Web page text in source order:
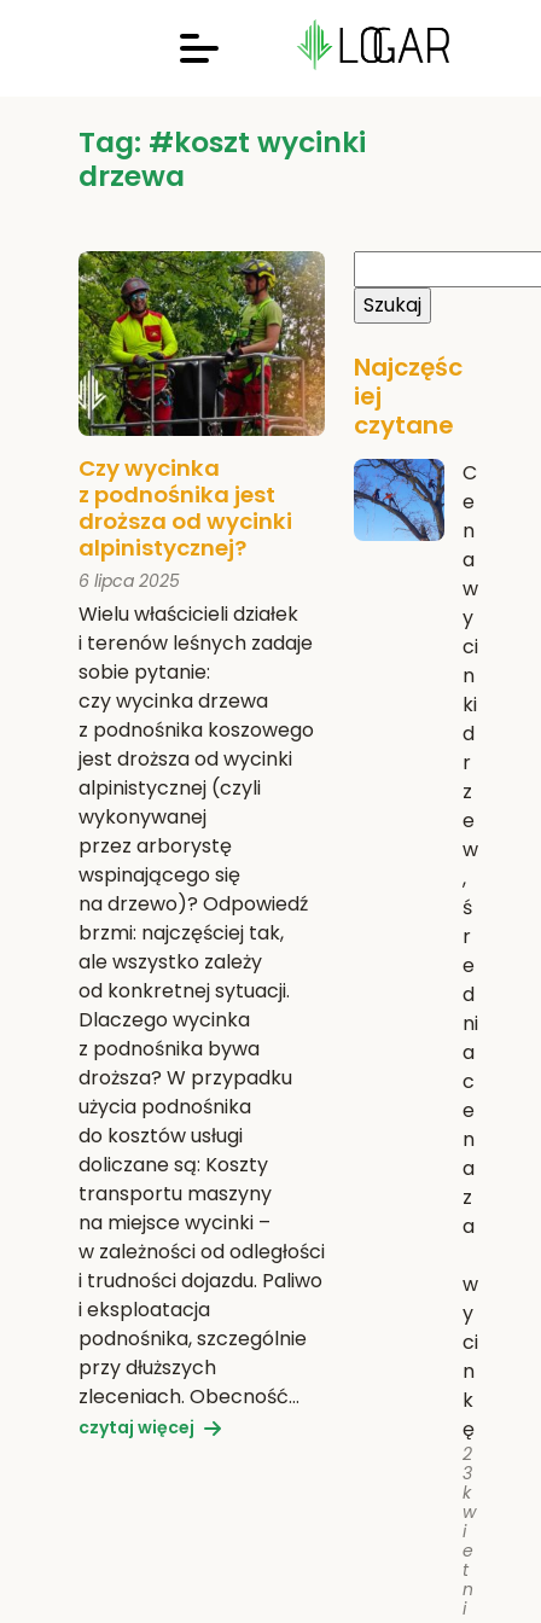
Tag: #koszt wycinki
drzewa
Czy wycinka
z podnośnika jest
droższa od wycinki
alpinistycznej?
6 lipca 2025
Wielu właścicieli działek
i terenów leśnych zadaje
sobie pytanie:
czy wycinka drzewa
z podnośnika koszowego
jest droższa od wycinki
alpinistycznej (czyli
wykonywanej
przez arborystę
wspinającego się
na drzewo)? Odpowiedź
brzmi: najczęściej tak,
ale wszystko zależy
od konkretnej sytuacji.
Dlaczego wycinka
z podnośnika bywa
droższa? W przypadku
użycia podnośnika
do kosztów usługi
doliczane są: Koszty
transportu maszyny
na miejsce wycinki –
w zależności od odległości
i trudności dojazdu. Paliwo
i eksploatacja
podnośnika, szczególnie
przy dłuższych
zleceniach. Obecność…
czytaj więcej
Najczęśc
iej
czytane
C
e
n
a
w
y
ci
n
ki
d
r
z
e
w
,
ś
r
e
d
ni
a
c
e
n
a
z
a
w
y
ci
n
k
ę
2
3
k
w
i
e
t
n
i